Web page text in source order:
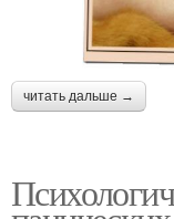
читать дальше →